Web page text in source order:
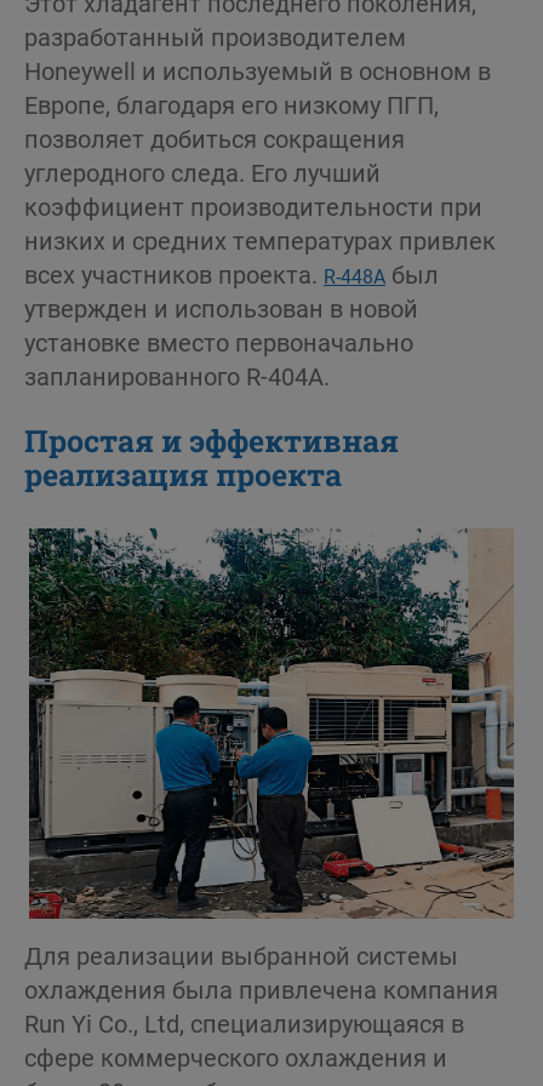
разработанный производителем
Honeywell и используемый в основном в
Европе, благодаря его низкому ПГП,
позволяет добиться сокращения
углеродного следа. Его лучший
коэффициент производительности при
низких и средних температурах привлек
всех участников проекта. R-448A был
утвержден и использован в новой
установке вместо первоначально
запланированного R-404A.
Простая и эффективная
реализация проекта
Для реализации выбранной системы
охлаждения была привлечена компания
Run Yi Co., Ltd, специализирующаяся в
сфере коммерческого охлаждения и